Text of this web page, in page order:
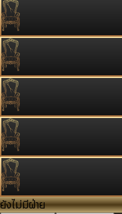
ยังไม่มีฝ่าย